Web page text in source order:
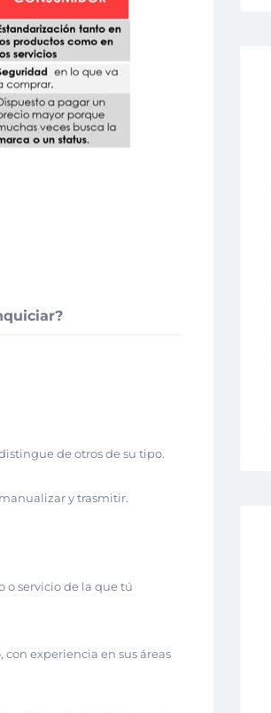
de otros de su tipo.
y trasmitir.
servicio de la que tú
experiencia en sus áreas